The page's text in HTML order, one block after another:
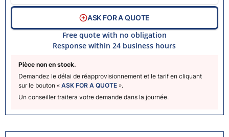
Pièce non en stock.
Demandez le délai de réapprovisionnement et le tarif en cliquant
sur le bouton « ASK FOR A QUOTE ».
Un conseiller traitera votre demande dans la journée.
ASK FOR A QUOTE
Free quote with no obligation
Response within 24 business hours